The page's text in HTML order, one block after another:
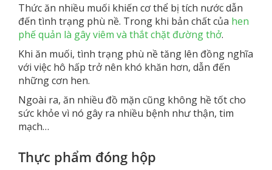
Thức ăn nhiều muối khiến cơ thể bị tích nước dẫn
đến tình trạng phù nề. Trong khi bản chất của hen
phế quản là gây viêm và thắt chặt đường thở.
Khi ăn muối, tình trạng phù nề tăng lên đồng nghĩa
với việc hô hấp trở nên khó khăn hơn, dẫn đến
những cơn hen.
Ngoài ra, ăn nhiều đồ mặn cũng không hề tốt cho
sức khỏe vì nó gây ra nhiều bệnh như thận, tim
mạch…
Thực phẩm đóng hộp